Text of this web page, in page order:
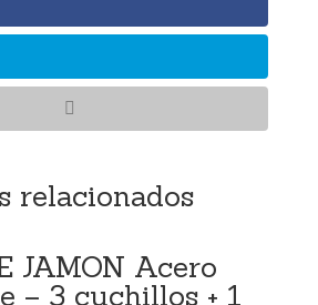
relacionados
JAMON Acero
– 3 cuchillos + 1